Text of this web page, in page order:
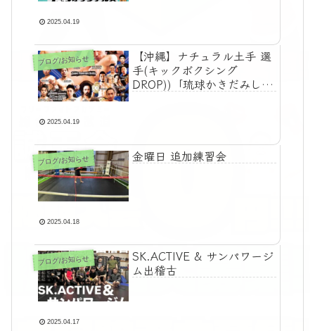
2025.04.19
ブログ/お知らせ
【沖縄】ナチュラル土手 選
手(キックボクシング
DROP))「琉球かきだみし
2025.04.19
ブログ/お知らせ 金曜日 追加練習会
2025.04.18
ブログ/お知らせ
SK.ACTIVE & サンパワージ
ム出稽古
2025.04.17